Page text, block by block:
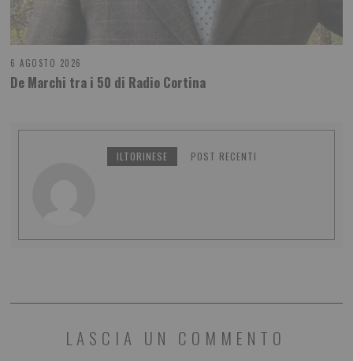
6 AGOSTO 2026
De Marchi tra i 50 di Radio Cortina
ILTORINESE POST RECENTI
LASCIA UN COMMENTO